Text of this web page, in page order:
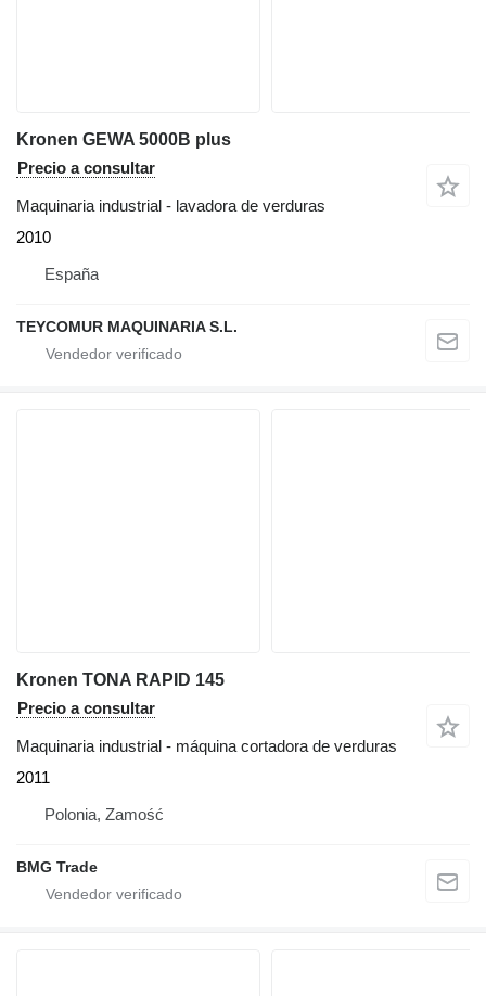
Kronen GEWA 5000B plus
Precio a consultar
Maquinaria industrial - lavadora de verduras
2010
España
TEYCOMUR MAQUINARIA S.L.
Kronen TONA RAPID 145
Precio a consultar
Maquinaria industrial - máquina cortadora de verduras
2011
Polonia, Zamość
BMG Trade